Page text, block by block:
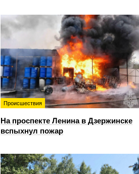
Происшествия
На проспекте Ленина в Дзержинске
вспыхнул пожар